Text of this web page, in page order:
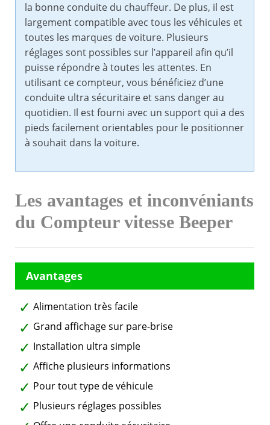
la bonne conduite du chauffeur. De plus, il est
largement compatible avec tous les véhicules et
toutes les marques de voiture. Plusieurs
réglages sont possibles sur l’appareil afin qu’il
puisse répondre à toutes les attentes. En
utilisant ce compteur, vous bénéficiez d’une
conduite ultra sécuritaire et sans danger au
quotidien. Il est fourni avec un support qui a des
pieds facilement orientables pour le positionner
à souhait dans la voiture.
Les avantages et inconvéniants
du Compteur vitesse Beeper
Alimentation très facile
Grand affichage sur pare-brise
Installation ultra simple
Affiche plusieurs informations
Pour tout type de véhicule
Plusieurs réglages possibles